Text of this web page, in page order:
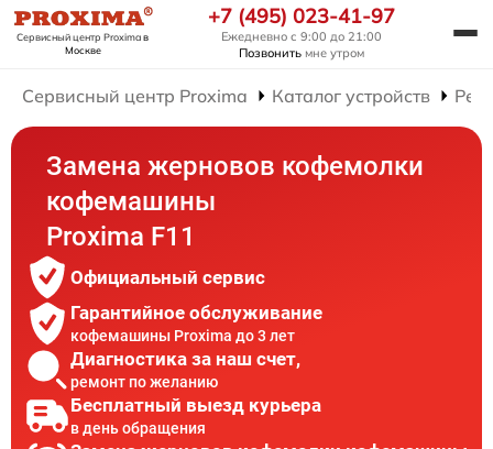
Сервисный центр Proximaв
Москве
+7 (495) 023-41-97
Ежедневно с 9:00 до 21:00
Позвонить мне утром
Сервисный центр Proxima Каталог устройств
Замена жерновов кофемолки
кофемашины
Proxima F11
Официальный сервис
Гарантийное обслуживание
кофемашины Proxima до 3 лет
Диагностика за наш счет,
ремонт по желанию
Бесплатный выезд курьера
в день обращения